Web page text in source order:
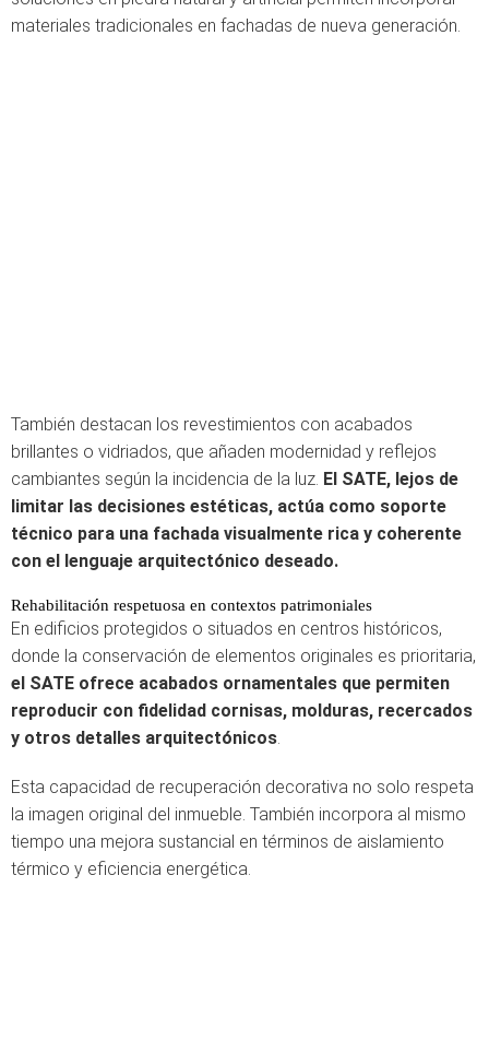
materiales tradicionales en fachadas de nueva generación.
También destacan los revestimientos con acabados
brillantes o vidriados, que añaden modernidad y reflejos
cambiantes según la incidencia de la luz. El SATE, lejos de
limitar las decisiones estéticas, actúa como soporte
técnico para una fachada visualmente rica y coherente
con el lenguaje arquitectónico deseado.
Rehabilitación respetuosa en contextos patrimoniales
En edificios protegidos o situados en centros históricos,
donde la conservación de elementos originales es prioritaria,
el SATE ofrece acabados ornamentales que permiten
reproducir con fidelidad cornisas, molduras, recercados
y otros detalles arquitectónicos.
Esta capacidad de recuperación decorativa no solo respeta
la imagen original del inmueble. También incorpora al mismo
tiempo una mejora sustancial en términos de aislamiento
térmico y eficiencia energética.